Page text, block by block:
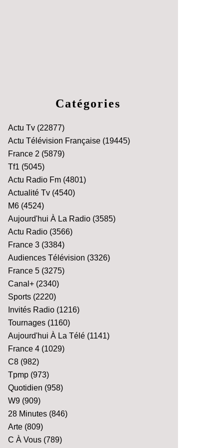
Catégories
Actu Tv (22877)
Actu Télévision Française (19445)
France 2 (5879)
Tf1 (5045)
Actu Radio Fm (4801)
Actualité Tv (4540)
M6 (4524)
Aujourd'hui À La Radio (3585)
Actu Radio (3566)
France 3 (3384)
Audiences Télévision (3326)
France 5 (3275)
Canal+ (2340)
Sports (2220)
Invités Radio (1216)
Tournages (1160)
Aujourd'hui À La Télé (1141)
France 4 (1029)
C8 (982)
Tpmp (973)
Quotidien (958)
W9 (909)
28 Minutes (846)
Arte (809)
C À Vous (789)